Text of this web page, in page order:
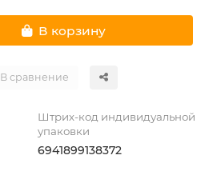
В корзину
В сравнение
Штрих-код индивидуальной
упаковки
6941899138372